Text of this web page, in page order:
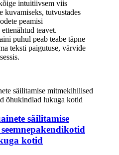
intuitiivsem viis
kuvamiseks, tutvustades
peamisi
teavet.
puhul peab teabe täpne
teksti paigutuse, värvide
säilitamise
kotid